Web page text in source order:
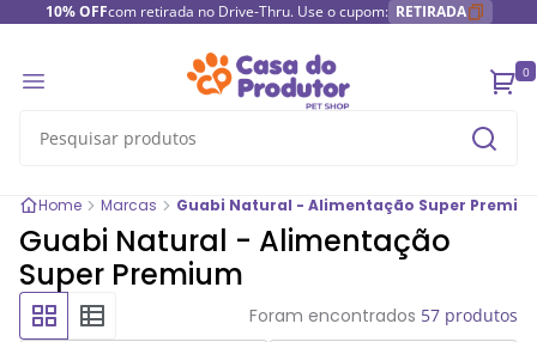
10% OFFcom retirada no Drive-Thru. Use o cupom: RETIRADA
0
Home Marcas Guabi Natural - Alimentação Super
Guabi Natural - Alimentação
Super Premium
Foram encontrados 57 produtos